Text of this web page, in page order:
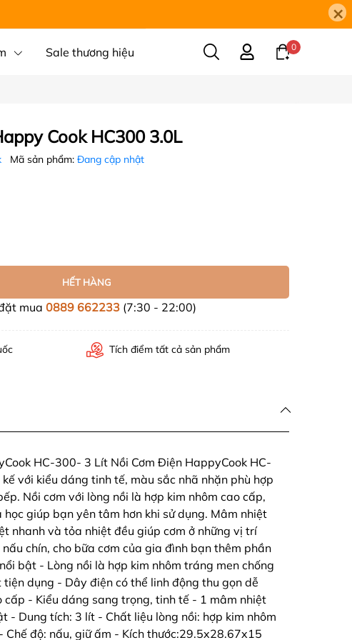
×
Sale thương hiệu 0
Cook HC300 3.0L
Mã sản phẩm: Đang cập nhật
HẾT HÀNG
mua 0889 662233(7:30 - 22:00)
Tích điểm tất cả sản phẩm
HC-300- 3 Lít Nồi Cơm Điện HappyCook HC-
với kiểu dáng tinh tế, màu sắc nhã nhặn phù hợp
Nồi cơm với lòng nồi là hợp kim nhôm cao cấp,
học giúp bạn yên tâm hơn khi sử dụng. Mâm nhiệt
nhanh và tỏa nhiệt đều giúp cơm ở những vị trí
chín, cho bữa cơm của gia đình bạn thêm phần
bật - Lòng nồi là hợp kim nhôm tráng men chống
dụng - Dây điện có thể linh động thu gọn dễ
cấp - Kiểu dáng sang trọng, tinh tế - 1 mâm nhiệt
- Dung tích: 3 lít - Chất liệu lòng nồi: hợp kim nhôm
Chế độ: nấu, giữ ấm - Kích thước:29.5x28.67x15